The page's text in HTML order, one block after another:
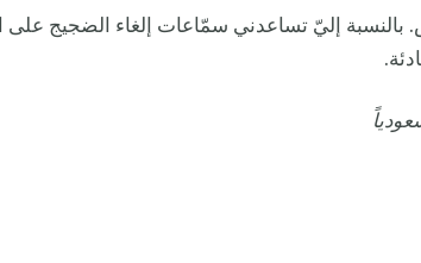
إليّ تساعدني سمّاعات إلغاء الضجيج على